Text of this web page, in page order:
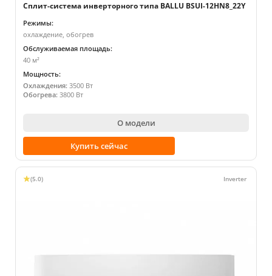
Сплит-система инверторного типа BALLU BSUI-12HN8_22Y
Режимы:
охлаждение, обогрев
Обслуживаемая площадь:
40 м²
Мощность:
Охлаждения: 3500 Вт
Обогрева: 3800 Вт
О модели
Купить сейчас
(5.0)